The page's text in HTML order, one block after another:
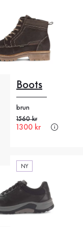
Boots
brun
Gammalt pris
1560 kr
Nytt pris
1300 kr
NY